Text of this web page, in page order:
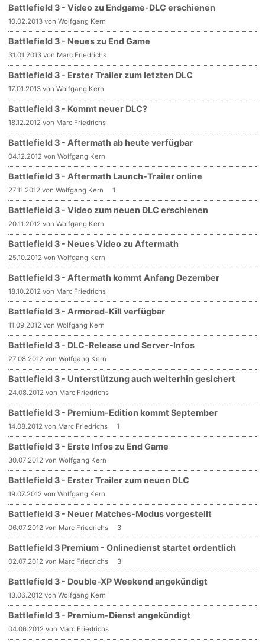
Battlefield 3 - Video zu Endgame-DLC erschienen
10.02.2013 von Wolfgang Kern
Battlefield 3 - Neues zu End Game
31.01.2013 von Marc Friedrichs
Battlefield 3 - Erster Trailer zum letzten DLC
17.01.2013 von Wolfgang Kern
Battlefield 3 - Kommt neuer DLC?
18.12.2012 von Marc Friedrichs
Battlefield 3 - Aftermath ab heute verfügbar
04.12.2012 von Wolfgang Kern
Battlefield 3 - Aftermath Launch-Trailer online
27.11.2012 von Wolfgang Kern 1
Battlefield 3 - Video zum neuen DLC erschienen
20.11.2012 von Wolfgang Kern
Battlefield 3 - Neues Video zu Aftermath
25.10.2012 von Wolfgang Kern
Battlefield 3 - Aftermath kommt Anfang Dezember
18.10.2012 von Marc Friedrichs
Battlefield 3 - Armored-Kill verfügbar
11.09.2012 von Wolfgang Kern
Battlefield 3 - DLC-Release und Server-Infos
27.08.2012 von Wolfgang Kern
Battlefield 3 - Unterstützung auch weiterhin gesichert
24.08.2012 von Marc Friedrichs
Battlefield 3 - Premium-Edition kommt September
14.08.2012 von Marc Friedrichs 1
Battlefield 3 - Erste Infos zu End Game
30.07.2012 von Wolfgang Kern
Battlefield 3 - Erster Trailer zum neuen DLC
19.07.2012 von Wolfgang Kern
Battlefield 3 - Neuer Matches-Modus vorgestellt
06.07.2012 von Marc Friedrichs 3
Battlefield 3 Premium - Onlinedienst startet ordentlich
02.07.2012 von Marc Friedrichs 3
Battlefield 3 - Double-XP Weekend angekündigt
13.06.2012 von Wolfgang Kern
Battlefield 3 - Premium-Dienst angekündigt
04.06.2012 von Marc Friedrichs